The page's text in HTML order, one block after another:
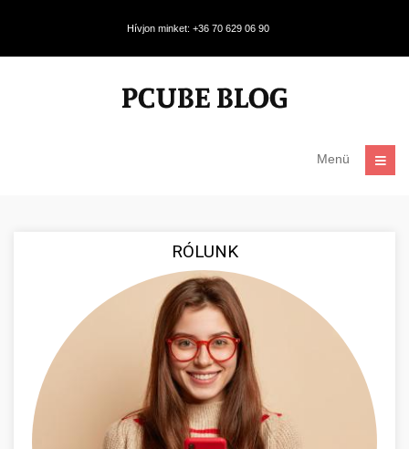
Hívjon minket: +36 70 629 06 90
Menü
RÓLUNK